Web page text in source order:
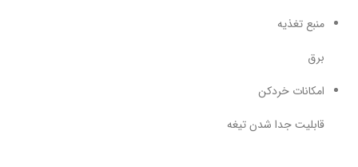
منبع تغذیه
برق
امکانات خردکن
قابلیت جدا شدن تیغه